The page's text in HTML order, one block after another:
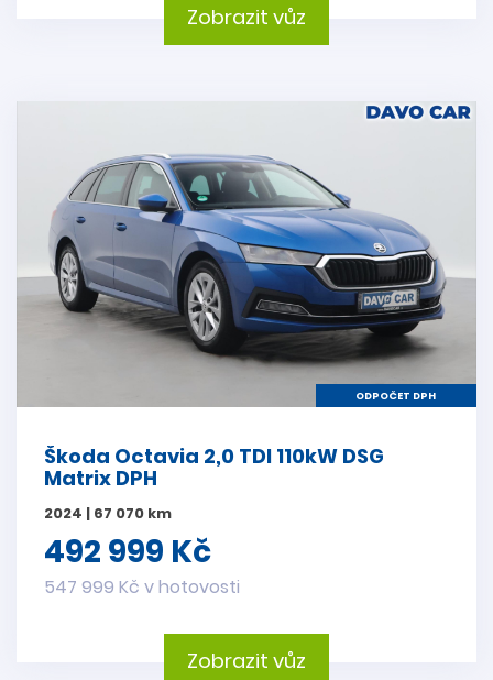
Zobrazit vůz
ODPOČET DPH
Škoda Octavia 2,0 TDI 110kW DSG
Matrix DPH
2024 | 67 070 km
492 999 Kč
547 999 Kč v hotovosti
Zobrazit vůz